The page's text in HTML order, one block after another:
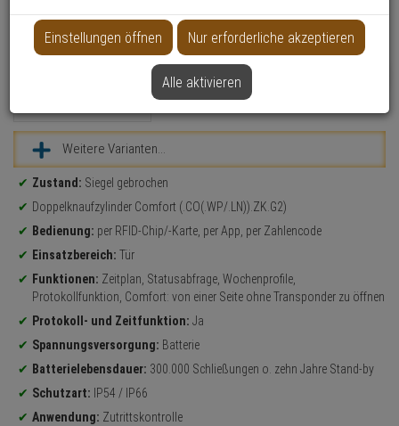
B-Ware
Weitere Varianten...
Produktinformationen
Zustand: Siegel gebrochen
Doppelknaufzylinder Comfort (.CO(.WP/.LN)).ZK.G2)
Bedienung: per RFID-Chip/-Karte, per App, per Zahlencode
Einsatzbereich: Tür
Funktionen: Zeitplan, Statusabfrage, Wochenprofile,
Protokollfunktion, Comfort: von einer Seite ohne Transponder zu öffnen
Protokoll- und Zeitfunktion: Ja
Spannungsversorgung: Batterie
Batterielebensdauer: 300.000 Schließungen o. zehn Jahre Stand-by
Schutzart: IP54 / IP66
Anwendung: Zutrittskontrolle
Einstellungen öffnen Nur erforderliche akzeptieren
Alle aktivieren